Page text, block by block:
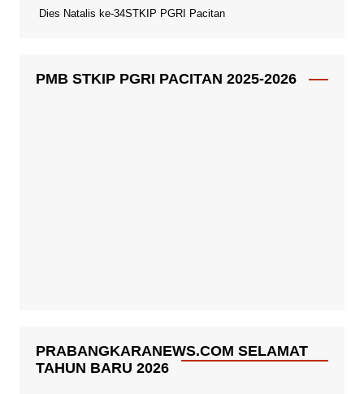
Dies Natalis ke-34STKIP PGRI Pacitan
PMB STKIP PGRI PACITAN 2025-2026
PRABANGKARANEWS.COM SELAMAT
TAHUN BARU 2026